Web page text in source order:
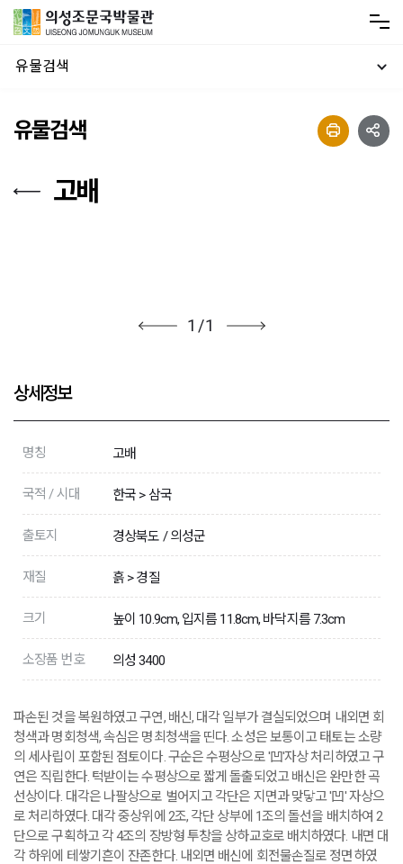
유물검색
유물검색
고배
1 /1
상세정보
명칭 고배
국적 / 시대 한국 > 삼국
출토지 경상북도 / 의성군
재질 흙 > 경질
크기 높이 10.9cm, 입지름 11.8cm, 바닥지름 7.3cm
소장품 번호 의성 3400
파손된 것을 복원하였고 구연, 배신, 대각 일부가 결실되었으며 내외면 회
청색과 명회청색, 속심은 명최청색을 띤다. 소성은 보통이고 태토는 소량
의 세사립이 포함된 점토이다. 구순은 수평상으로 '凹'자상 처리하였고 구
연은 직립한다. 턱받이는 수평상으로 짧게 돌출되었고 배신은 완만한 곡
선상이다. 대각은 나팔상으로 벌어지고 각단은 지면과 맞닿고 '凹' 자상으
로 처리하였다. 대각 중상위에 2조, 각단 상부에 1조의 돌선을 배치하여 2
단으로 구획하고 각 4조의 장방형 투창을 상하교호로 배치하였다. 내면 대
각 하위에 테쌓기흔이 잔존한다. 내외면 배신에 회전물손질로 정면하였